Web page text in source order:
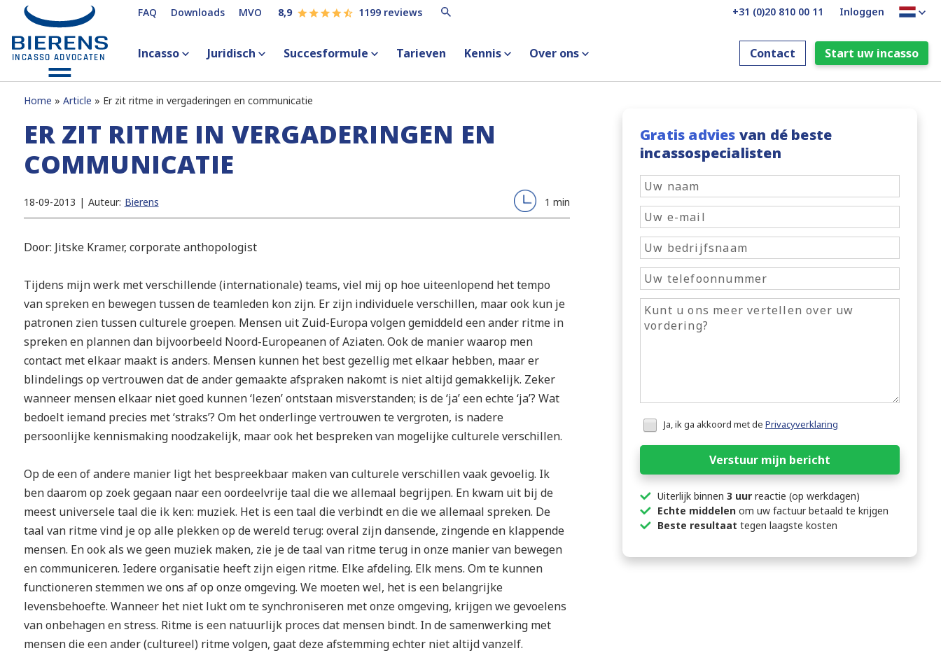
FAQ Downloads MVO 8,9 1199 reviews +31 (0)20 810 00 11 Inloggen
Incasso Juridisch Succesformule Tarieven Kennis Over ons Contact Start uw incasso
Home Article Er zit ritme in vergaderingen en communicatie
ER ZIT RITME IN VERGADERINGEN EN
COMMUNICATIE
18-09-2013 | Auteur: Bierens 1 min
Door: Jitske Kramer, corporate anthopologist
Tijdens mijn werk met verschillende (internationale) teams, viel mij op hoe uiteenlopend het tempo
van spreken en bewegen tussen de teamleden kon zijn. Er zijn individuele verschillen, maar ook kun je
patronen zien tussen culturele groepen. Mensen uit Zuid-Europa volgen gemiddeld een ander ritme in
spreken en plannen dan bijvoorbeeld Noord-Europeanen of Aziaten. Ook de manier waarop men
contact met elkaar maakt is anders. Mensen kunnen het best gezellig met elkaar hebben, maar er
blindelings op vertrouwen dat de ander gemaakte afspraken nakomt is niet altijd gemakkelijk. Zeker
wanneer mensen elkaar niet goed kunnen ‘lezen’ ontstaan misverstanden; is de ‘ja’ een echte ‘ja’? Wat
bedoelt iemand precies met ‘straks’? Om het onderlinge vertrouwen te vergroten, is nadere
persoonlijke kennismaking noodzakelijk, maar ook het bespreken van mogelijke culturele verschillen.
Op de een of andere manier ligt het bespreekbaar maken van culturele verschillen vaak gevoelig. Ik
ben daarom op zoek gegaan naar een oordeelvrije taal die we allemaal begrijpen. En kwam uit bij de
meest universele taal die ik ken: muziek. Het is een taal die verbindt en die we allemaal spreken. De
taal van ritme vind je op alle plekken op de wereld terug: overal zijn dansende, zingende en klappende
mensen. En ook als we geen muziek maken, zie je de taal van ritme terug in onze manier van bewegen
en communiceren. Iedere organisatie heeft zijn eigen ritme. Elke afdeling. Elk mens. Om te kunnen
functioneren stemmen we ons af op onze omgeving. We moeten wel, het is een belangrijke
levensbehoefte. Wanneer het niet lukt om te synchroniseren met onze omgeving, krijgen we gevoelens
van onbehagen en stress. Ritme is een natuurlijk proces dat mensen bindt. In de samenwerking met
mensen die een ander (cultureel) ritme volgen, gaat deze afstemming echter niet altijd vanzelf.
Gratis advies van dé beste
incassospecialisten
Honeypot
data
Ja, ik ga akkoord met dePrivacyverklaring
Verstuur mijn bericht
Uiterlijk binnen3 uur reactie (op werkdagen)
Echte middelen om uw factuur betaald te krijgen
Beste resultaat tegen laagste kosten